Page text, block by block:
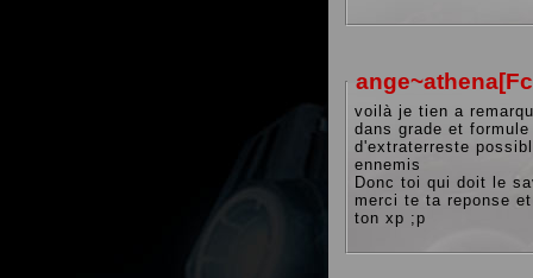
voilà je tien a
dans grade et
d'extraterreste
ennemis
Donc toi qui doit le
merci te ta reponse
ton xp ;p